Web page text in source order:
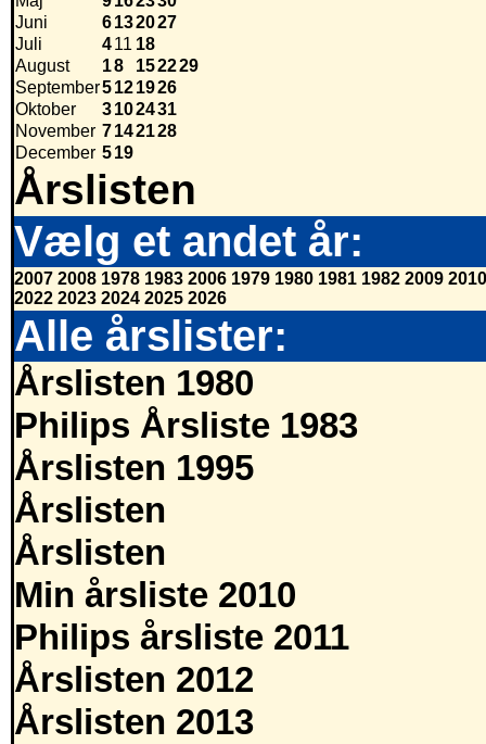
Juni
6132027
Juli
411 18
August
18 152229
September5121926
Oktober
3102431
November 7142128
December 519
Årslisten
Vælg et andet år:
2007 2008 1978 1983 2006 1979 1980 1981 1982 2009 2010
2022 2023 2024 2025 2026
Alle årslister:
Årslisten 1980
Philips Årsliste 1983
Årslisten 1995
Årslisten
Årslisten
Min årsliste 2010
Philips årsliste 2011
Årslisten 2012
Årslisten 2013